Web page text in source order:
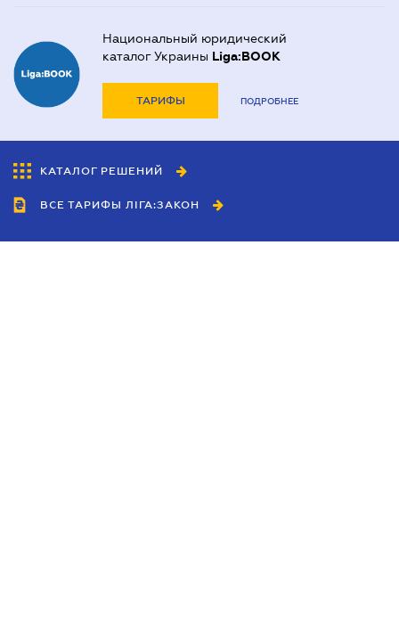
Национальный юридический
каталог Украины Liga:BOOK
ТАРИФЫ ПОДРОБНЕЕ
КАТАЛОГ РЕШЕНИЙ
ВСЕ ТАРИФЫ ЛІГА:ЗАКОН